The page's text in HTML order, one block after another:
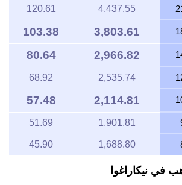
4,437.55
120.61
3,803.61
103.38
2,966.82
80.64
2,535.74
68.92
2,114.81
57.48
1,901.81
51.69
1,688.80
45.90
في نيكاراغوا